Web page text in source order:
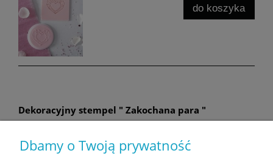
do koszyka
Dekoracyjny stempel " Zakochana para "
Cena netto:
Dbamy o Twoją prywatność